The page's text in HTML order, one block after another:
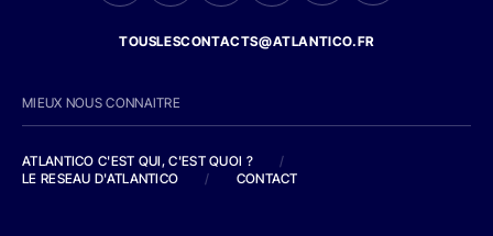
TOUSLESCONTACTS@ATLANTICO.FR
MIEUX NOUS CONNAITRE
ATLANTICO C'EST QUI, C'EST QUOI ?
/
LE RESEAU D'ATLANTICO
/ CONTACT